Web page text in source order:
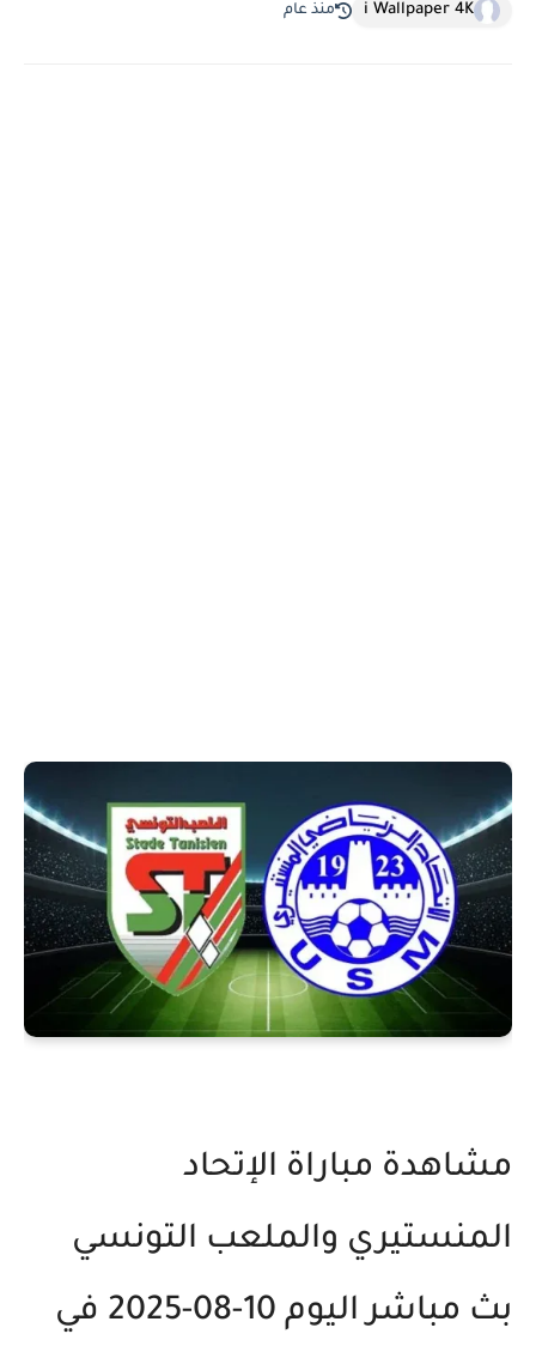
i Wallpaper 4K منذ عام
مشاهدة مباراة الإتحاد
المنستيري والملعب التونسي
بث مباشر اليوم 10-08-2025 في